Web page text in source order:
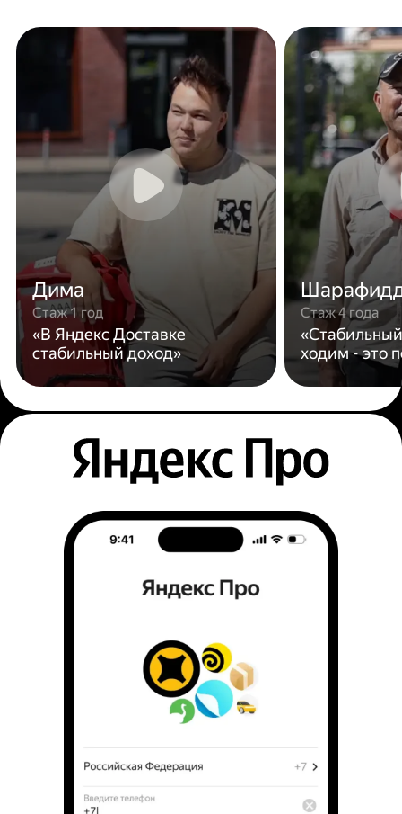
Дима
Стаж 1 год
«В Яндекс Доставке
стабильный доход»
Стаж 4 года
ходим - это